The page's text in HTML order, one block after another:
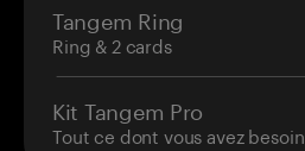
Tangem Ring
Ring & 2 cards
Kit Tangem Pro
Tout ce dont vous avez besoin